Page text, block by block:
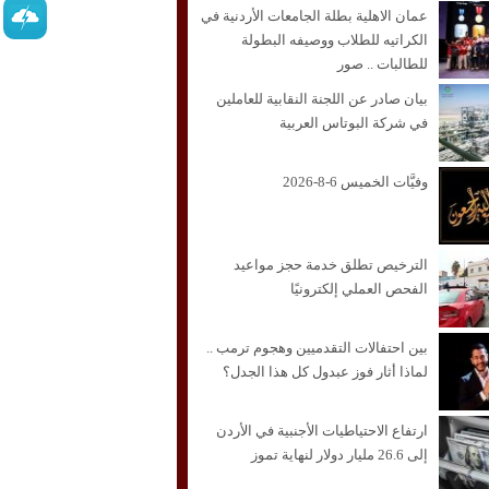
عمان الاهلية بطلة الجامعات الأردنية في
الكراتيه للطلاب ووصيفه البطولة
للطالبات .. صور
بيان صادر عن اللجنة النقابية للعاملين
في شركة البوتاس العربية
وفيَّات الخميس 6-8-2026
الترخيص تطلق خدمة حجز مواعيد
الفحص العملي إلكترونيًا
بين احتفالات التقدميين وهجوم ترمب ..
لماذا أثار فوز عبدول كل هذا الجدل؟
ارتفاع الاحتياطيات الأجنبية في الأردن
إلى 26.6 مليار دولار لنهاية تموز